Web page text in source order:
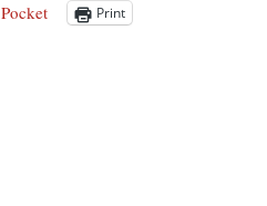
Pocket Print